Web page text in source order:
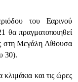
του Εαρινού
θα πραγματοποιηθεί
στη Μεγάλη Αίθουσα
30).
και τις ώρες